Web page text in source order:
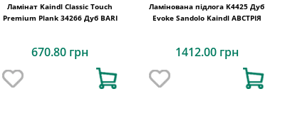
Ламінат Kaindl Classic Touch
Premium Plank 34266 Дуб BARI
670.80 грн
Ламінована підлога K4425 Дуб
Evoke Sandolo Kaindl АВСТРІЯ
1412.00 грн